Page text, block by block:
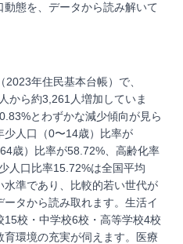
態を、データから読み解いて
年住民基本台帳）で、
から約3,261人増加していま
とわずかな減少傾向が見ら
少人口（0〜14歳）比率が
歳）比率が58.72%、高齢化率
人口比率15.72%は全国平均
水準であり、比較的若い世代が
タから読み取れます。生活イ
校・中学校6校・高等学校4校
環境の充実が伺えます。医療